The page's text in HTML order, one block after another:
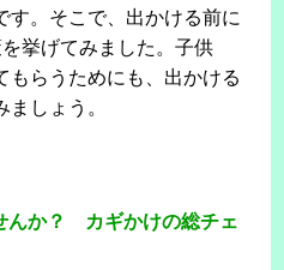
す。そこで、出かける前に
挙げてみました。子供
もらうためにも、出かける
しょう。
んか？ カギかけの総チェ